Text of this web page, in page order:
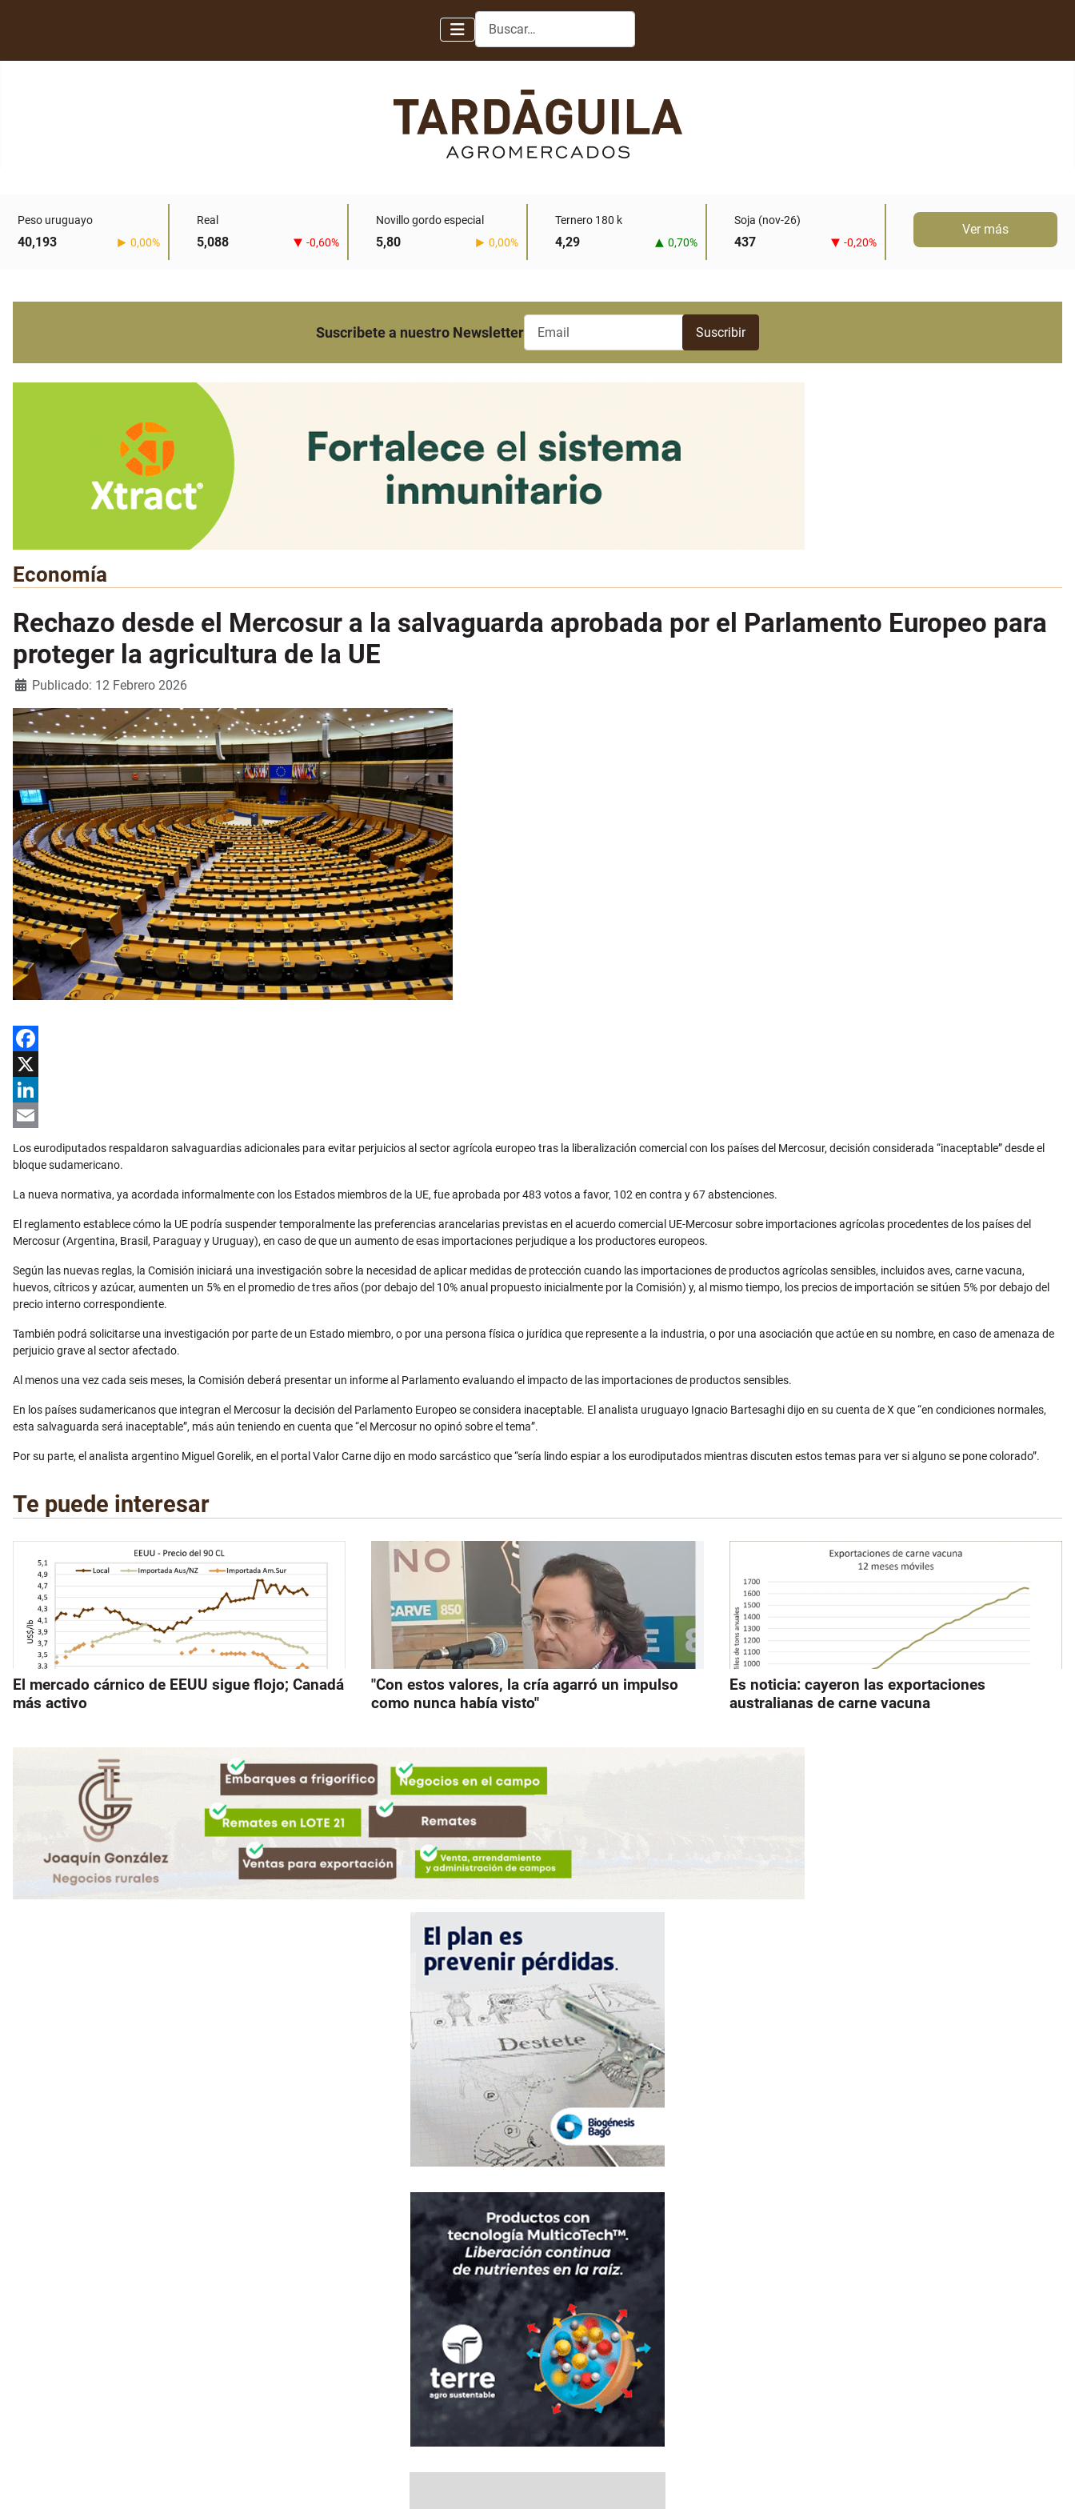
Buscar
Peso uruguayo
40,193 0,00%
Real
5,088 -0,60%
Novillo gordo especial
5,80 0,00%
Ternero 180 k
4,29 0,70%
Soja (nov-26)
437 -0,20%
Ver más
Suscribete a nuestro Newsletter
Economía
Rechazo desde el Mercosur a la salvaguarda aprobada por el Parlamento Europeo para
proteger la agricultura de la UE
Detalles
Publicado: 12 Febrero 2026
Facebook
X
LinkedIn
Los eurodiputados respaldaron salvaguardias adicionales para evitar perjuicios al sector agrícola europeo tras la liberalización comercial con los países del Mercosur, decisión considerada “inaceptable” desde el
bloque sudamericano.
La nueva normativa, ya acordada informalmente con los Estados miembros de la UE, fue aprobada por 483 votos a favor, 102 en contra y 67 abstenciones.
El reglamento establece cómo la UE podría suspender temporalmente las preferencias arancelarias previstas en el acuerdo comercial UE-Mercosur sobre importaciones agrícolas procedentes de los países del
Mercosur (Argentina, Brasil, Paraguay y Uruguay), en caso de que un aumento de esas importaciones perjudique a los productores europeos.
Según las nuevas reglas, la Comisión iniciará una investigación sobre la necesidad de aplicar medidas de protección cuando las importaciones de productos agrícolas sensibles, incluidos aves, carne vacuna,
huevos, cítricos y azúcar, aumenten un 5% en el promedio de tres años (por debajo del 10% anual propuesto inicialmente por la Comisión) y, al mismo tiempo, los precios de importación se sitúen 5% por debajo del
precio interno correspondiente.
También podrá solicitarse una investigación por parte de un Estado miembro, o por una persona física o jurídica que represente a la industria, o por una asociación que actúe en su nombre, en caso de amenaza de
perjuicio grave al sector afectado.
Al menos una vez cada seis meses, la Comisión deberá presentar un informe al Parlamento evaluando el impacto de las importaciones de productos sensibles.
En los países sudamericanos que integran el Mercosur la decisión del Parlamento Europeo se considera inaceptable. El analista uruguayo Ignacio Bartesaghi dijo en su cuenta de X que “en condiciones normales,
esta salvaguarda será inaceptable”, más aún teniendo en cuenta que “el Mercosur no opinó sobre el tema”.
Por su parte, el analista argentino Miguel Gorelik, en el portal Valor Carne dijo en modo sarcástico que “sería lindo espiar a los eurodiputados mientras discuten estos temas para ver si alguno se pone colorado”.
Te puede interesar
El mercado cárnico de EEUU sigue flojo; Canadá
más activo
"Con estos valores, la cría agarró un impulso
como nunca había visto"
Es noticia: cayeron las exportaciones
australianas de carne vacuna